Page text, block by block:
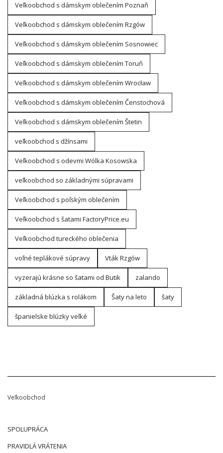
Veľkoobchod s dámskym oblečením Poznaň
Veľkoobchod s dámskym oblečením Rzgów
Veľkoobchod s dámskym oblečením Sosnowiec
Veľkoobchod s dámskym oblečením Toruň
Veľkoobchod s dámskym oblečením Wrocław
Veľkoobchod s dámskym oblečením Čenstochová
Veľkoobchod s dámskym oblečením Štetin
veľkoobchod s džínsami
Veľkoobchod s odevmi Wólka Kosowska
veľkoobchod so základnými súpravami
Veľkoobchod s poľským oblečením
Veľkoobchod s šatami FactoryPrice.eu
Veľkoobchod tureckého oblečenia
voľné teplákové súpravy Vták Rzgów
vyzerajú krásne so šatami od Butik zalando
základná blúzka s rolákom Šaty na leto šaty
španielske blúzky veľké
Veľkoobchod
SPOLUPRÁCA
PRAVIDLÁ VRÁTENIA